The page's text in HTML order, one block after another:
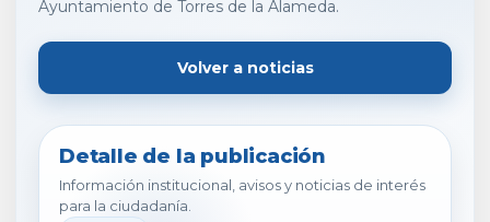
Ayuntamiento de Torres de la Alameda.
Volver a noticias
Detalle de la publicación
Información institucional, avisos y noticias de interés
para la ciudadanía.